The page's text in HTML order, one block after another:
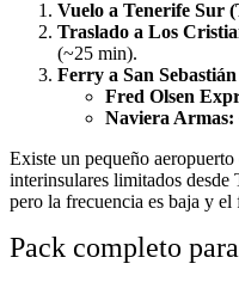
Vuelo a Tenerife Sur
Traslado a Los
(~25 min).
Ferry a San
Fred Olsen
Naviera Armas:
Existe un pequeño
interinsulares limitados
pero la frecuencia es baja y
Pack completo